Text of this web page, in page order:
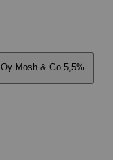
Mosh & Go 5,5%